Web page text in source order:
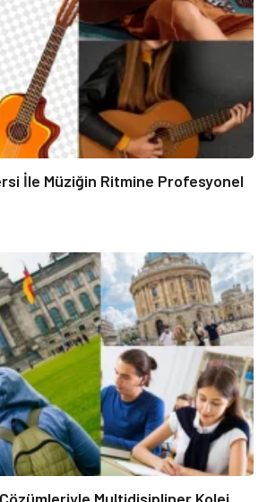
İle Müziğin Ritmine Profesyonel